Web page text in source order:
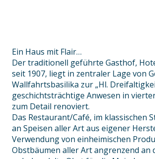
Ein Haus mit Flair…
Der traditionell geführte Gasthof,
seit 1907, liegt in zentraler Lage von
Wallfahrtsbasilika zur „Hl.
geschichtsträchtige Anwesen in
zum Detail renoviert.
Das Restaurant/Café, im klassischen
an Speisen aller Art aus eigener
Verwendung von einheimischen
Obstbäumen aller Art angrenzend